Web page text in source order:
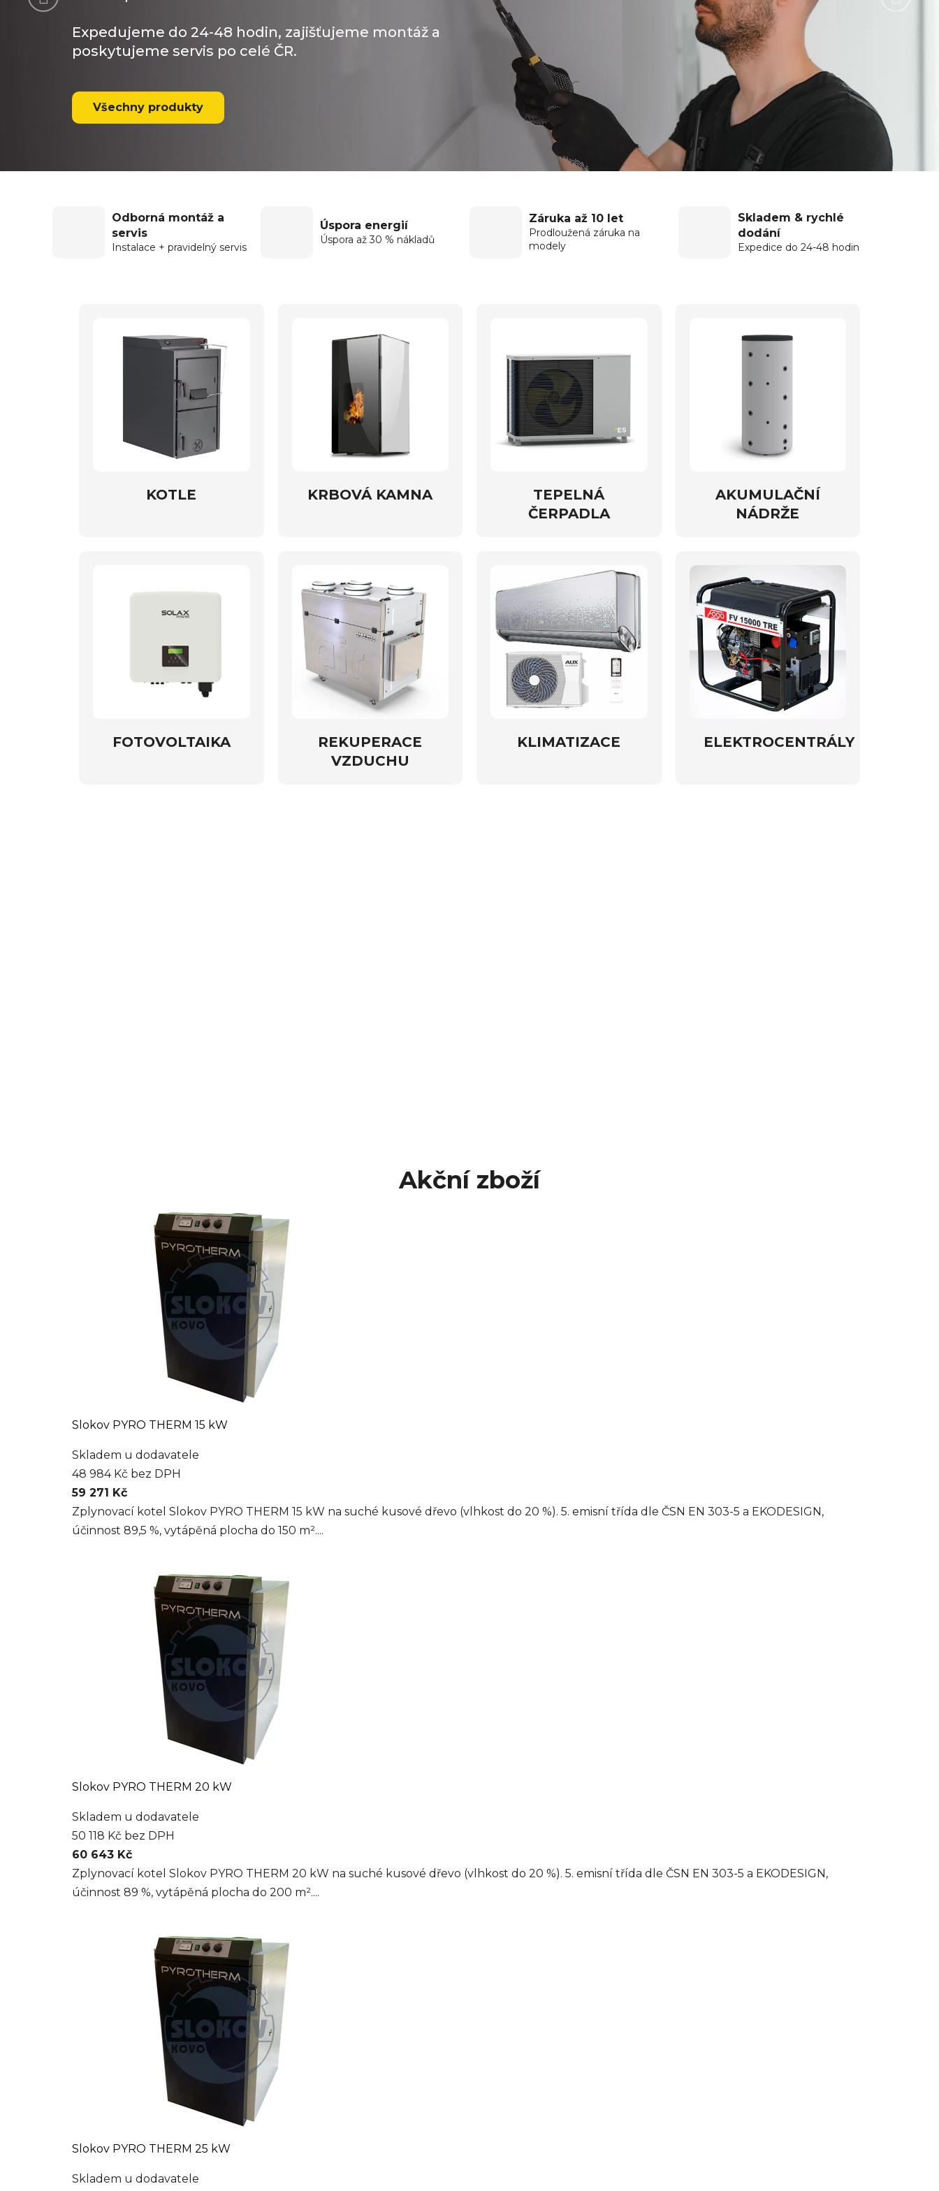
Expedujeme do 24-48 hodin, zajišťujeme montáž a
poskytujeme servis po celé ČR.
Všechny produkty
Odborná montáž a
servis
Instalace + pravidelný servis
Úspora energií
Úspora až 30 % nákladů
Záruka až 10 let
Prodloužená záruka na
modely
Skladem & rychlé
dodání
Expedice do 24-48 hodin
KOTLE KRBOVÁ KAMNA
TEPELNÁ
ČERPADLA
AKUMULAČNÍ
NÁDRŽE
FOTOVOLTAIKA
REKUPERACE
VZDUCHU
KLIMATIZACE ELEKTROCENTRÁLY
Akční zboží
Slokov PYRO THERM 15 kW
Skladem u dodavatele
48 984 Kč bez DPH
59 271 Kč
Zplynovací kotel Slokov PYRO THERM 15 kW na suché kusové dřevo (vlhkost do 20 %). 5. emisní třída dle ČSN EN 303-5 a EKODESIGN,
účinnost 89,5 %, vytápěná plocha do 150 m²....
Slokov PYRO THERM 20 kW
Skladem u dodavatele
50 118 Kč bez DPH
60 643 Kč
Zplynovací kotel Slokov PYRO THERM 20 kW na suché kusové dřevo (vlhkost do 20 %). 5. emisní třída dle ČSN EN 303-5 a EKODESIGN,
účinnost 89 %, vytápěná plocha do 200 m²....
Slokov PYRO THERM 25 kW
Skladem u dodavatele